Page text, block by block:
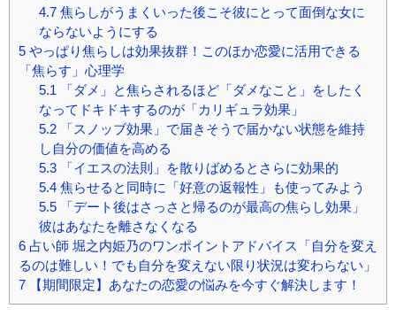
4.7焦らしがうまくいった後こそ彼にとって面倒な女に
ならないようにする
5 やっぱり焦らしは効果抜群！このほか恋愛に活用できる
「焦らす」心理学
5.1
「ダメ」と焦らされるほど「ダメなこと」をしたく
なってドキドキするのが「カリギュラ効果」
5.2「スノッブ効果」で届きそうで届かない状態を維持
し自分の価値を高める
5.3「イエスの法則」を散りばめるとさらに効果的
5.4焦らせると同時に「好意の返報性」も使ってみよう
5.5「デート後はさっさと帰るのが最高の焦らし効果」
彼はあなたを離さなくなる
6 占い師 堀之内姫乃のワンポイントアドバイス「自分を変え
るのは難しい！でも自分を変えない限り状況は変わらない」
7 【期間限定】あなたの恋愛の悩みを今すぐ解決します！